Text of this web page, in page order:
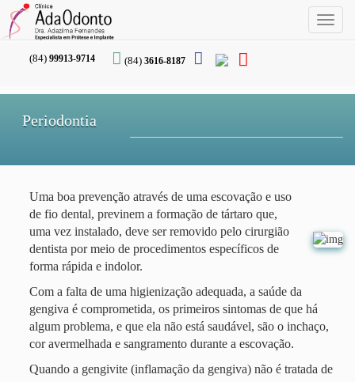
(84) 99913-9714 (84) 3616-8187
Toggle
Periodontia
Uma boa prevenção através de uma escovação e uso
de fio dental, previnem a formação de tártaro que,
uma vez instalado, deve ser removido pelo cirurgião
dentista por meio de procedimentos específicos de
forma rápida e indolor.
Com a falta de uma higienização adequada, a saúde da
gengiva é comprometida, os primeiros sintomas de que há
algum problema, e que ela não está saudável, são o inchaço,
cor avermelhada e sangramento durante a escovação.
Quando a gengivite (inflamação da gengiva) não é tratada de